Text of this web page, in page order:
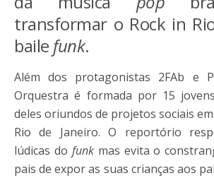
transformar o Rock in
baile funk.
Além dos protagonistas 2FAb e
Orquestra é formada por 15
deles oriundos de projetos sociais
Rio de Janeiro. O reportório
lúdicas do funkmas evita o
pais de expor as suas crianças aos